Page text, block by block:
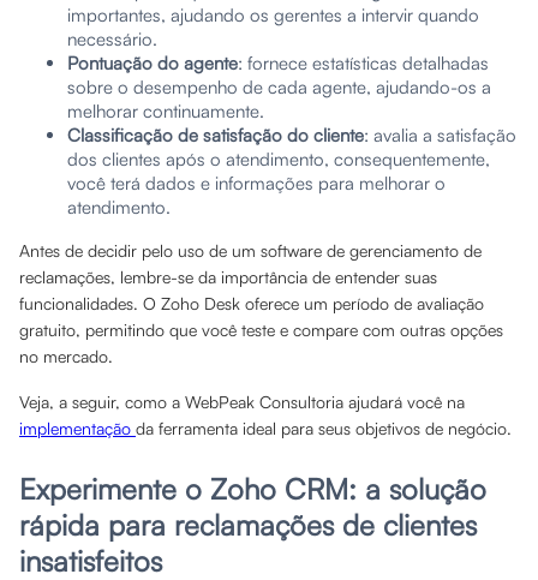
importantes, ajudando os gerentes a intervir quando
necessário.
Pontuação do agente: fornece estatísticas detalhadas
sobre o desempenho de cada agente, ajudando-os a
melhorar continuamente.
Classificação de satisfação do cliente: avalia a satisfação
dos clientes após o atendimento, consequentemente,
você terá dados e informações para melhorar o
atendimento.
Antes de decidir pelo uso de um software de gerenciamento de
reclamações, lembre-se da importância de entender suas
funcionalidades. O Zoho Desk oferece um período de avaliação
gratuito, permitindo que você teste e compare com outras opções
no mercado.
Veja, a seguir, como a WebPeak Consultoria ajudará você na
implementação da ferramenta ideal para seus objetivos de negócio.
Experimente o Zoho CRM: a solução
rápida para reclamações de clientes
insatisfeitos